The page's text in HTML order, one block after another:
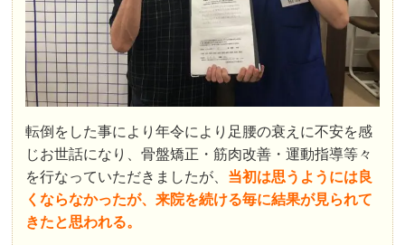
転倒をした事により年令により足腰の衰えに不安を感
じお世話になり、骨盤矯正・筋肉改善・運動指導等々
を行なっていただきましたが、 当初は思うようには良
くならなかったが、来院を続ける毎に結果が見られて
きたと思われる。